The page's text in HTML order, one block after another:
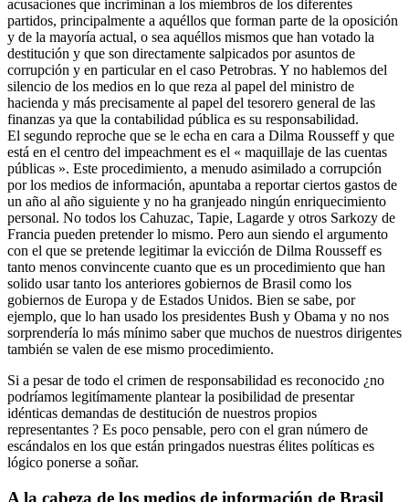
acusaciones que incriminan a los miembros de los diferentes
partidos, principalmente a aquéllos que forman parte de la oposición
y de la mayoría actual, o sea aquéllos mismos que han votado la
destitución y que son directamente salpicados por asuntos de
corrupción y en particular en el caso Petrobras. Y no hablemos del
silencio de los medios en lo que reza al papel del ministro de
hacienda y más precisamente al papel del tesorero general de las
finanzas ya que la contabilidad pública es su responsabilidad.
El segundo reproche que se le echa en cara a Dilma Rousseff y que
está en el centro del impeachment es el « maquillaje de las cuentas
públicas ». Este procedimiento, a menudo asimilado a corrupción
por los medios de información, apuntaba a reportar ciertos gastos de
un año al año siguiente y no ha granjeado ningún enriquecimiento
personal. No todos los Cahuzac, Tapie, Lagarde y otros Sarkozy de
Francia pueden pretender lo mismo. Pero aun siendo el argumento
con el que se pretende legitimar la evicción de Dilma Rousseff es
tanto menos convincente cuanto que es un procedimiento que han
solido usar tanto los anteriores gobiernos de Brasil como los
gobiernos de Europa y de Estados Unidos. Bien se sabe, por
ejemplo, que lo han usado los presidentes Bush y Obama y no nos
sorprendería lo más mínimo saber que muchos de nuestros dirigentes
también se valen de ese mismo procedimiento.
Si a pesar de todo el crimen de responsabilidad es reconocido ¿no
podríamos legitímamente plantear la posibilidad de presentar
idénticas demandas de destitución de nuestros propios
representantes ? Es poco pensable, pero con el gran número de
escándalos en los que están pringados nuestras élites políticas es
lógico ponerse a soñar.
A la cabeza de los medios de información de Brasil